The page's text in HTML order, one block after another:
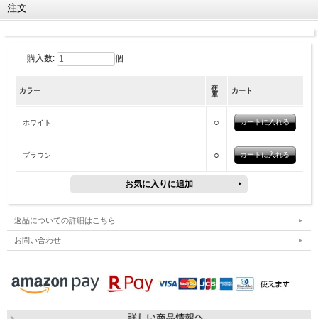
注文
購入数: 個
カラー
在
庫
カート
ホワイト ○
ブラウン ○
返品についての詳細はこちら
お問い合わせ